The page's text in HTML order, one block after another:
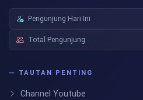
Pengunjung Hari Ini
Total Pengunjung
— TAUTAN PENTING
Channel Youtube